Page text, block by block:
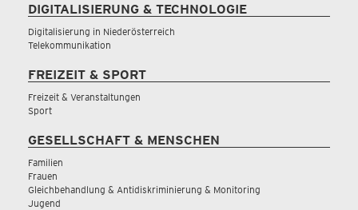
DIGITALISIERUNG & TECHNOLOGIE
Digitalisierung in Niederösterreich
Telekommunikation
FREIZEIT & SPORT
Freizeit & Veranstaltungen
Sport
GESELLSCHAFT & MENSCHEN
Familien
Frauen
Gleichbehandlung & Antidiskriminierung & Monitoring
Jugend